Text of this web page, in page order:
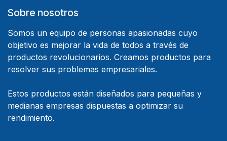
Sobre nosotros
Somos un equipo de personas apasionadas cuyo
objetivo es mejorar la vida de todos a través de
productos revolucionarios. Creamos productos para
resolver sus problemas empresariales.
Estos productos están diseñados para pequeñas y
medianas empresas dispuestas a optimizar su
rendimiento.